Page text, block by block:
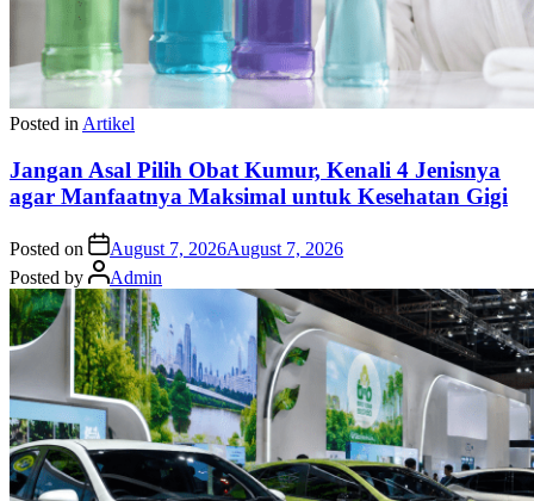
Posted in Artikel
Jangan Asal Pilih Obat Kumur, Kenali 4 Jenisnya
agar Manfaatnya Maksimal untuk Kesehatan Gigi
Posted on August 7, 2026August 7, 2026
Posted by
Admin